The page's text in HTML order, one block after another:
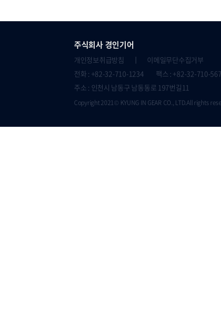
주식회사 경인기어
개인정보취급방침
이메일무단수집거부
전화 : +82-32-710-1234 팩스 : +82-32-710-
주소 : 인천시 남동구 남동동로 197번길11
Copyright 2021© KYUNG IN GEAR CO., LTD.All rights